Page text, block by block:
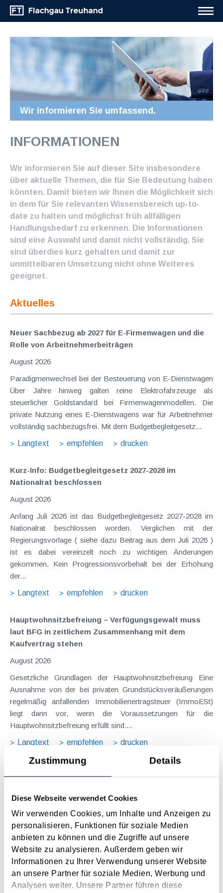
Zustimmung Details
Diese Webseite verwendet Cookies
Wir verwenden Cookies, um Inhalte und Anzeigen zu
personalisieren, Funktionen für soziale Medien
anbieten zu können und die Zugriffe auf unsere
Website zu analysieren. Außerdem geben wir
Informationen zu Ihrer Verwendung unserer Website
an unsere Partner für soziale Medien, Werbung und
Analysen weiter. Unsere Partner führen diese
Wir informieren Sie umfassend.
INFORMATIONEN
Wir informieren Sie auf dieser Site insbesondere
über aktuelle Themen, die für Sie Bedeutung haben
könnten. Damit bieten wir Ihnen die Möglichkeit sich
in dem für Sie relevanten Wissensbereich up-to-
date zu halten und möglichst früh allfälligen
Handlungsbedarf zu erkennen. Die Informationen
sind eine Auswahl und damit nicht vollständig. Sie
sind überdies kurz gehalten und damit zur
unmittelbaren Umsetzung nicht ohne Weiteres
geeignet.
Aktuelles
Neuer Sachbezug ab 2027 für E-Firmenwagen und die
Rolle von Arbeitnehmer​­beiträgen
August 2026
Paradigmenwechsel bei der Besteuerung von E-Dienstwagen
Über Jahre hinweg galten reine Elektrofahrzeuge als
steuerlicher Goldstandard bei Firmenwagenmodellen. Die
private Nutzung eines E-Dienstwagens war für Arbeitnehmer
vollständig sachbezugsfrei. Mit dem Budgetbegleitgesetz...
Langtext
empfehlen drucken
Kurz-Info: Budgetbegleitgesetz 2027-2028 im
Nationalrat beschlossen
August 2026
Anfang Juli 2026 ist das Budgetbegleitgesetz 2027-2028 im
Nationalrat beschlossen worden. Verglichen mit der
Regierungsvorlage ( siehe dazu Beitrag aus dem Juli 2026 )
ist es dabei vereinzelt noch zu wichtigen Änderungen
gekommen. Kein Progressionsvorbehalt bei der Erhöhung
der...
Langtext
empfehlen drucken
Hauptwohnsitz​­befreiung – Verfügungsgewalt muss
laut BFG in zeitlichem Zusammenhang mit dem
Kaufvertrag stehen
August 2026
Gesetzliche Grundlagen der Hauptwohnsitzbefreiung Eine
Ausnahme von der bei privaten Grundstücksveräußerungen
regelmäßig anfallenden Immobilienertragsteuer (ImmoESt)
liegt dann vor, wenn die Voraussetzungen für die
Hauptwohnsitzbefreiung erfüllt sind....
Langtext
empfehlen drucken
August 2026
Problemstellung und rechtlicher Hintergrund Tagesgelder
sollen Verpflegungsmehraufwendungen ausgleichen, welche
im Zuge von Dienstreisen (beruflich bedingten Reisen) durch
die Unkenntnis über die lokale Gastronomie resultieren –
typischerweise stellt sich das Problem in der...